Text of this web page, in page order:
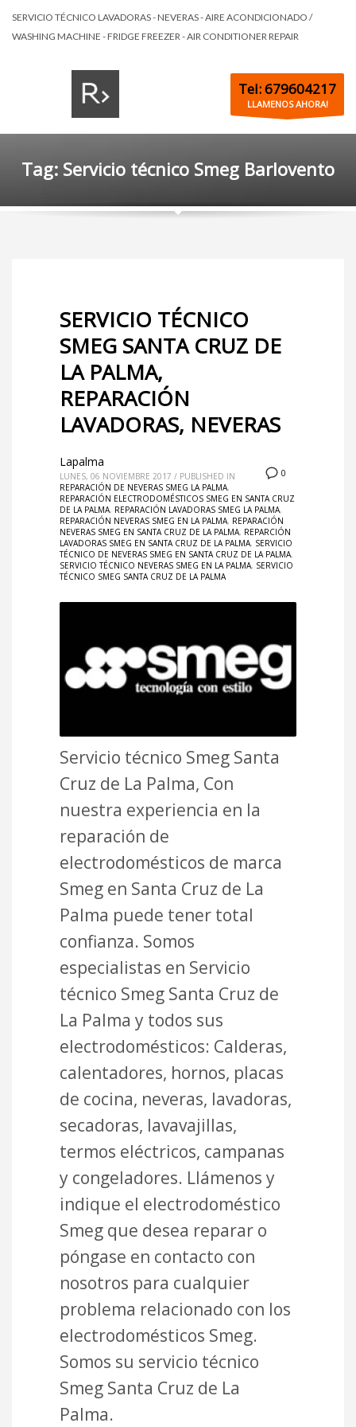
SERVICIO TÉCNICO LAVADORAS - NEVERAS - AIRE ACONDICIONADO /
WASHING MACHINE - FRIDGE FREEZER - AIR CONDITIONER REPAIR
Tel: 679604217
LLAMENOS AHORA!
Tag: Servicio técnico Smeg Barlovento
SERVICIO TÉCNICO
SMEG SANTA CRUZ DE
LA PALMA,
REPARACIÓN
LAVADORAS, NEVERAS
0
Lapalma
LUNES, 06 NOVIEMBRE 2017 / PUBLISHED IN
REPARACIÓN DE NEVERAS SMEG LA PALMA,
REPARACIÓN ELECTRODOMÉSTICOS SMEG EN SANTA CRUZ
DE LA PALMA, REPARACIÓN LAVADORAS SMEG LA PALMA,
REPARACIÓN NEVERAS SMEG EN LA PALMA, REPARACIÓN
NEVERAS SMEG EN SANTA CRUZ DE LA PALMA, REPARCIÓN
LAVADORAS SMEG EN SANTA CRUZ DE LA PALMA, SERVICIO
TÉCNICO DE NEVERAS SMEG EN SANTA CRUZ DE LA PALMA,
SERVICIO TÉCNICO NEVERAS SMEG EN LA PALMA, SERVICIO
TÉCNICO SMEG SANTA CRUZ DE LA PALMA
Servicio técnico Smeg Santa
Cruz de La Palma, Con
nuestra experiencia en la
reparación de
electrodomésticos de marca
Smeg en Santa Cruz de La
Palma puede tener total
confianza. Somos
especialistas en Servicio
técnico Smeg Santa Cruz de
La Palma y todos sus
electrodomésticos: Calderas,
calentadores, hornos, placas
de cocina, neveras, lavadoras,
secadoras, lavavajillas,
termos eléctricos, campanas
y congeladores. Llámenos y
indique el electrodoméstico
Smeg que desea reparar o
póngase en contacto con
nosotros para cualquier
problema relacionado con los
electrodomésticos Smeg.
Somos su servicio técnico
Smeg Santa Cruz de La
Palma.